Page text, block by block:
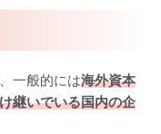
一般的には海外資本
継いでいる国内の企